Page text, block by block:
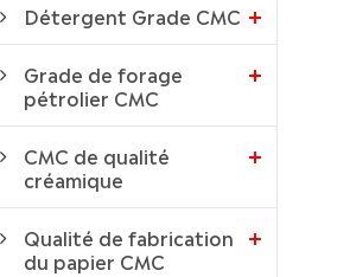
Détergent Grade CMC
Grade de forage
pétrolier CMC
CMC de qualité
créamique
Qualité de fabrication
du papier CMC